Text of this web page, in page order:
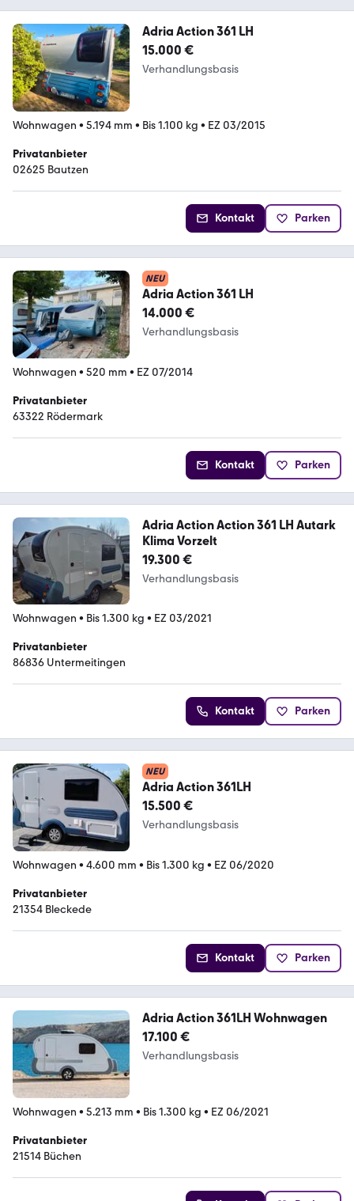
Adria Action 361 LH
15.000 €
Verhandlungsbasis
Wohnwagen • 5.194 mm • Bis 1.100 kg • EZ 03/2015
Privatanbieter
02625 Bautzen
Kontakt Parken
NEU
Adria Action 361 LH
14.000 €
Verhandlungsbasis
Wohnwagen • 520 mm • EZ 07/2014
Privatanbieter
63322 Rödermark
Kontakt Parken
Adria Action Action 361 LH Autark
Klima Vorzelt
19.300 €
Verhandlungsbasis
Wohnwagen • Bis 1.300 kg • EZ 03/2021
Privatanbieter
86836 Untermeitingen
Kontakt Parken
NEU
Adria Action 361LH
15.500 €
Verhandlungsbasis
Wohnwagen • 4.600 mm • Bis 1.300 kg • EZ 06/2020
Privatanbieter
21354 Bleckede
Kontakt Parken
Adria Action 361LH Wohnwagen
17.100 €
Verhandlungsbasis
Wohnwagen • 5.213 mm • Bis 1.300 kg • EZ 06/2021
Privatanbieter
21514 Büchen